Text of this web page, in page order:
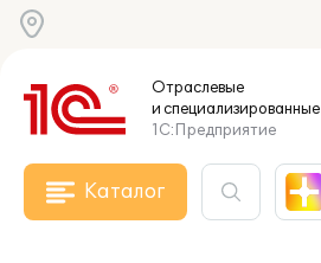
Отраслевые
и специализированные
1С:Предприятие
Каталог